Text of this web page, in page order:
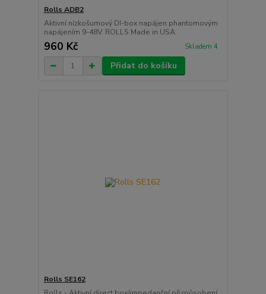
Rolls ADB2
Aktivní nízkošumový DI-box napájen phantomovým
napájením 9-48V. ROLLS Made in USA.
960 Kč Skladem 4
Přidat do košíku
Rolls SE162